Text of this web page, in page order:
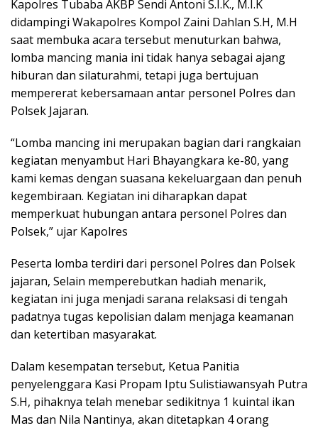
Kapolres Tubaba AKBP Sendi Antoni S.I.K., M.I.K
didampingi Wakapolres Kompol Zaini Dahlan S.H, M.H
saat membuka acara tersebut menuturkan bahwa,
lomba mancing mania ini tidak hanya sebagai ajang
hiburan dan silaturahmi, tetapi juga bertujuan
mempererat kebersamaan antar personel Polres dan
Polsek Jajaran.
“Lomba mancing ini merupakan bagian dari rangkaian
kegiatan menyambut Hari Bhayangkara ke-80, yang
kami kemas dengan suasana kekeluargaan dan penuh
kegembiraan. Kegiatan ini diharapkan dapat
memperkuat hubungan antara personel Polres dan
Polsek,” ujar Kapolres
Peserta lomba terdiri dari personel Polres dan Polsek
jajaran, Selain memperebutkan hadiah menarik,
kegiatan ini juga menjadi sarana relaksasi di tengah
padatnya tugas kepolisian dalam menjaga keamanan
dan ketertiban masyarakat.
Dalam kesempatan tersebut, Ketua Panitia
penyelenggara Kasi Propam Iptu Sulistiawansyah Putra
S.H, pihaknya telah menebar sedikitnya 1 kuintal ikan
Mas dan Nila Nantinya, akan ditetapkan 4 orang